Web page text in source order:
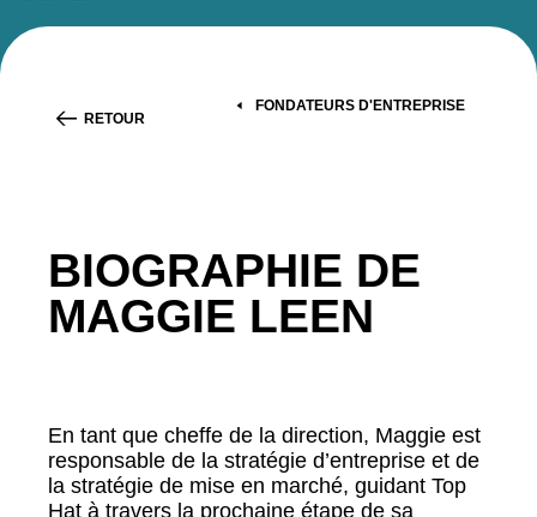
RETOUR
FONDATEURS D'ENTREPRISE
BIOGRAPHIE DE
MAGGIE LEEN
En tant que cheffe de la direction, Maggie est
responsable de la stratégie d’entreprise et de
la stratégie de mise en marché, guidant Top
Hat à travers la prochaine étape de sa